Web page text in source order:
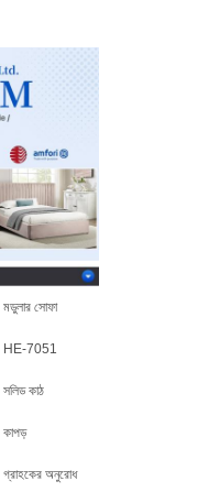
মডুলার সোফা
HE-7051
সলিড কাঠ
কাপড়
গ্রাহকের অনুরোধ